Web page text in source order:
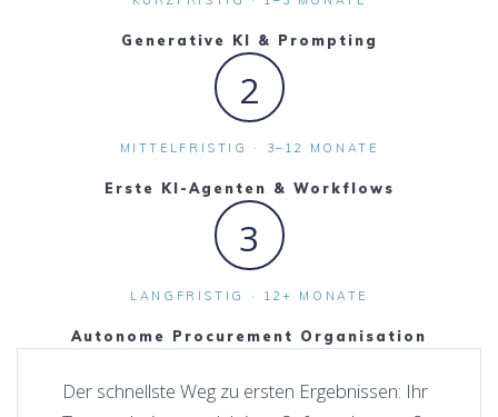
Generative KI & Prompting
2
MITTELFRISTIG · 3–12 MONATE
Erste KI-Agenten & Workflows
3
LANGFRISTIG · 12+ MONATE
Autonome Procurement Organisation
Der schnellste Weg zu ersten Ergebnissen: Ihr